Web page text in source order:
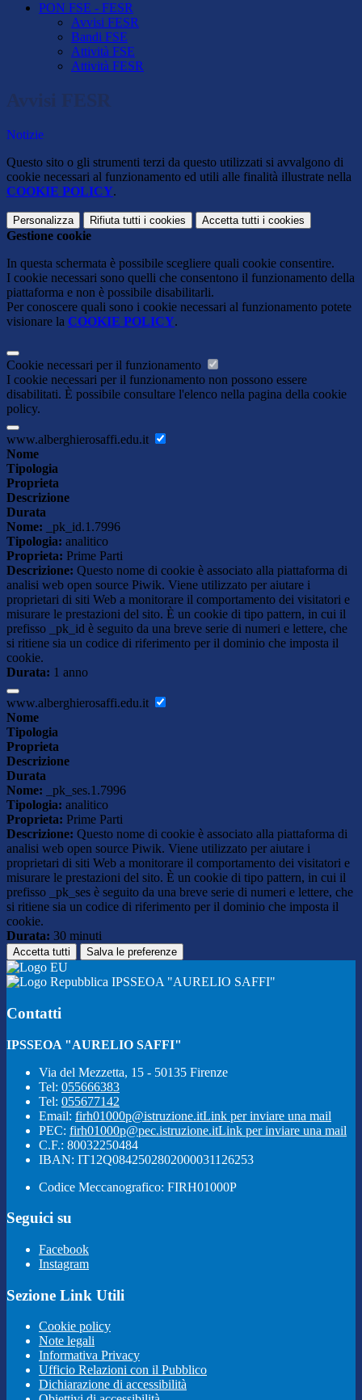
PON FSE - FESR
Avvisi FESR
Bandi FSE
Attività FSE
Attività FESR
Avvisi FESR
Notizie
Questo sito o gli strumenti terzi da questo utilizzati si avvalgono di
cookie necessari al funzionamento ed utili alle finalità illustrate nella
COOKIE POLICY.
Personalizza Rifiuta tutti i cookies Accetta tutti i cookies
Gestione cookie
In questa schermata è possibile scegliere quali cookie consentire.
I cookie necessari sono quelli che consentono il funzionamento della
piattaforma e non è possibile disabilitarli.
Per conoscere quali sono i cookie necessari al funzionamento potete
visionare la COOKIE POLICY.
Cookie necessari per il funzionamento
I cookie necessari per il funzionamento non possono essere
disabilitati. È possibile consultare l'elenco nella pagina della cookie
policy.
www.alberghierosaffi.edu.it
Nome
Tipologia
Proprieta
Descrizione
Durata
Nome: _pk_id.1.7996
Tipologia: analitico
Proprieta: Prime Parti
Descrizione: Questo nome di cookie è associato alla piattaforma di
analisi web open source Piwik. Viene utilizzato per aiutare i
proprietari di siti Web a monitorare il comportamento dei visitatori e
misurare le prestazioni del sito. È un cookie di tipo pattern, in cui il
prefisso _pk_id è seguito da una breve serie di numeri e lettere, che
si ritiene sia un codice di riferimento per il dominio che imposta il
cookie.
Durata: 1 anno
www.alberghierosaffi.edu.it
Nome
Tipologia
Proprieta
Descrizione
Durata
Nome: _pk_ses.1.7996
Tipologia: analitico
Proprieta: Prime Parti
Descrizione: Questo nome di cookie è associato alla piattaforma di
analisi web open source Piwik. Viene utilizzato per aiutare i
proprietari di siti Web a monitorare il comportamento dei visitatori e
misurare le prestazioni del sito. È un cookie di tipo pattern, in cui il
prefisso _pk_ses è seguito da una breve serie di numeri e lettere, che
si ritiene sia un codice di riferimento per il dominio che imposta il
cookie.
Durata: 30 minuti
Accetta tutti Salva le preferenze
IPSSEOA "AURELIO SAFFI"
Contatti
IPSSEOA "AURELIO SAFFI"
Via del Mezzetta, 15 - 50135 Firenze
Tel: 055666383
Tel: 055677142
Email: firh01000p@istruzione.itLink per inviare una mail
PEC: firh01000p@pec.istruzione.itLink per inviare una mail
C.F.: 80032250484
IBAN: IT12Q0842502802000031126253
Codice Meccanografico: FIRH01000P
Seguici su
Facebook
Instagram
Sezione Link Utili
Cookie policy
Note legali
Informativa Privacy
Ufficio Relazioni con il Pubblico
Dichiarazione di accessibilità